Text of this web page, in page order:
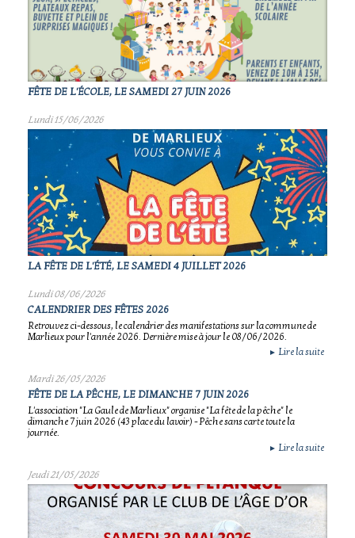
FÊTE DE L'ÉCOLE, LE SAMEDI 27 JUIN 2026
Lundi 15/06/2026
LA FÊTE DE L'ÉTÉ, LE SAMEDI 4 JUILLET 2026
Lundi 08/06/2026
CALENDRIER DES FÊTES 2026
Retrouvez ci-dessous, le calendrier des manifestations sur la commune de
Marlieux pour l'année 2026. Dernière mise à jour le 08/06/2026.
► Lire la suite
Mardi 26/05/2026
FÊTE DE LA PÊCHE, LE DIMANCHE 7 JUIN 2026
L'association "La Gaule de Marlieux" organise "La fête de la pêche" le
dimanche 7 juin 2026 (43 place du lavoir) - Pêche sans carte toute la
journée.
► Lire la suite
Jeudi 21/05/2026